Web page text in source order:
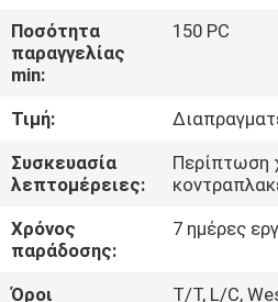
ΜΑΣ
ΕΛΆΤΕ
ΕΠΑΦΉ
ΜΕ
ΖΗΤΉΣΤΕ
Ποσότητα
παραγγελίας
min:
150 PC
Τιμή:
Συσκευασία
λεπτομέρειες:
Περίπτωση
Χρόνος
παράδοσης:
7 ημέρες
Όροι
T/T, L/C,